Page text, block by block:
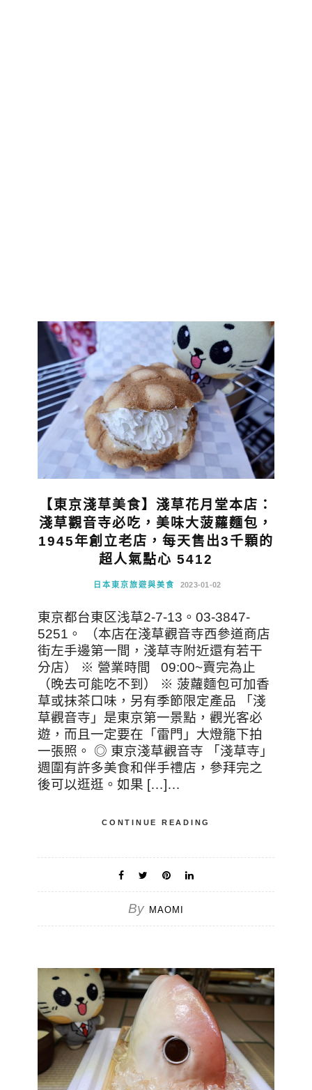
【東京淺草美食】淺草花月堂本店：
淺草觀音寺必吃，美味大菠蘿麵包，
1945年創立老店，每天售出3千顆的
超人氣點心 5412
日本東京旅遊與美食 2023-01-02
東京都台東区浅草2-7-13。03-3847-
5251。 （本店在淺草觀音寺西參道商店
街左手邊第一間，淺草寺附近還有若干
分店） ※ 營業時間 09:00~賣完為止
（晚去可能吃不到） ※ 菠蘿麵包可加香
草或抹茶口味，另有季節限定產品 「淺
草觀音寺」是東京第一景點，觀光客必
遊，而且一定要在「雷門」大燈籠下拍
一張照。 ◎ 東京淺草觀音寺 「淺草寺」
週圍有許多美食和伴手禮店，參拜完之
後可以逛逛。如果 […]…
CONTINUE READING
By MAOMI